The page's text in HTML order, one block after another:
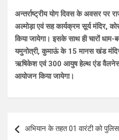
अन्तर्राष्ट्रीय योग दिवस के अवसर पर
अल्मोड़ा एवं सह कार्यक्रम सूर्य मंदिर,
किया जायेगा। इसके साथ ही चारों धाम-
यमुनोत्री, कुमाऊं के 15 मानस खंड मंदिर,
ऋषिकेश एवं 300 आयुष हेल्थ एंड वैलनेस
आयोजन किया जायेगा।
navigation
अभियान के तहत 01 वारंटी को पुलिस